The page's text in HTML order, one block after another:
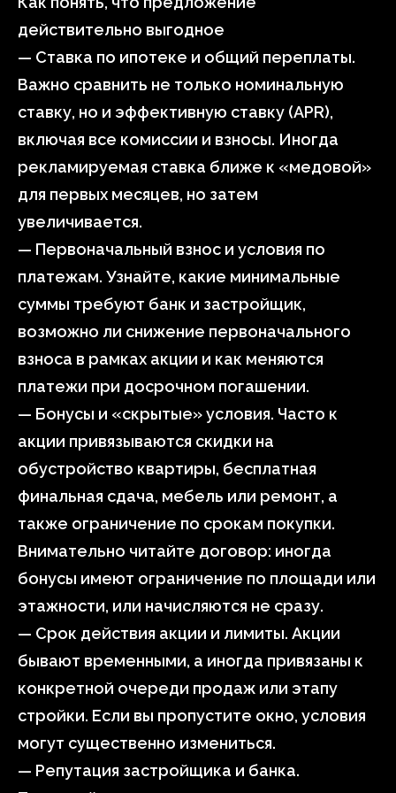
действительно выгодное
— Ставка по ипотеке и общий переплаты.
Важно сравнить не только номинальную
ставку, но и эффективную ставку (APR),
включая все комиссии и взносы. Иногда
рекламируемая ставка ближе к «медовой»
для первых месяцев, но затем
увеличивается.
— Первоначальный взнос и условия по
платежам. Узнайте, какие минимальные
суммы требуют банк и застройщик,
возможно ли снижение первоначального
взноса в рамках акции и как меняются
платежи при досрочном погашении.
— Бонусы и «скрытые» условия. Часто к
акции привязываются скидки на
обустройство квартиры, бесплатная
финальная сдача, мебель или ремонт, а
также ограничение по срокам покупки.
Внимательно читайте договор: иногда
бонусы имеют ограничение по площади или
этажности, или начисляются не сразу.
— Срок действия акции и лимиты. Акции
бывают временными, а иногда привязаны к
конкретной очереди продаж или этапу
стройки. Если вы пропустите окно, условия
могут существенно измениться.
— Репутация застройщика и банка.